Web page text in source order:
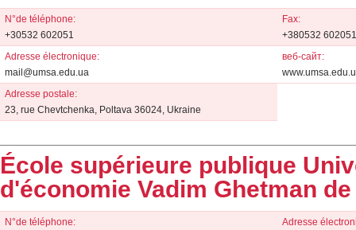
N°de téléphone:
+30532 602051
Fax:
+380532 602051
Adresse électronique:
mail@umsa.edu.ua
веб-сайт:
Adresse postale:
23, rue Chevtchenka, Poltava 36024, Ukraine
École supérieure publique
d'économie Vadim Ghetman
N°de téléphone:
Adresse